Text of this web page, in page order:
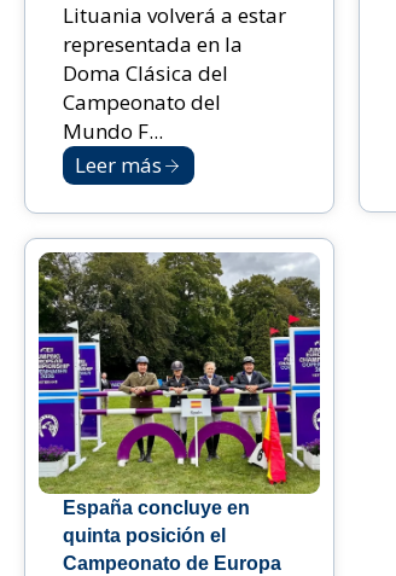
Lituania volverá a estar
representada en la
Doma Clásica del
Campeonato del
Mundo F...
Leer más
España concluye en
quinta posición el
Campeonato de Europa